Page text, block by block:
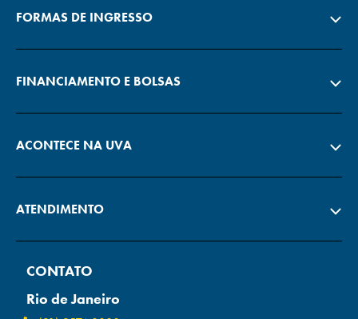
FORMAS DE INGRESSO
FINANCIAMENTO E BOLSAS
ACONTECE NA UVA
ATENDIMENTO
CONTATO
Rio de Janeiro